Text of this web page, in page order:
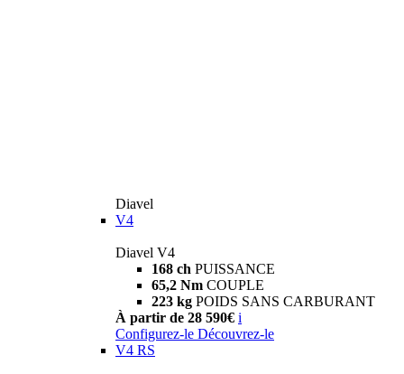
Diavel
V4
Diavel V4
168 ch PUISSANCE
65,2 Nm COUPLE
223 kg POIDS SANS CARBURANT
À partir de 28 590€ i
Configurez-le Découvrez-le
V4 RS